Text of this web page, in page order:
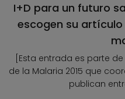
I+D para un futuro
escogen su
[Esta entrada es parte
de la Malaria 2015 que
publican